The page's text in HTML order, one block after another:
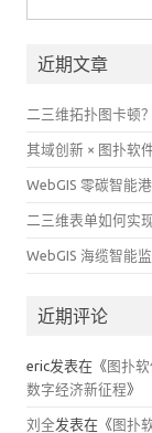
索：
近期文章
二三维拓扑图卡顿
其域创新 × 图扑软
WebGIS 零碳智能
二三维表单如何实
WebGIS 海缆智能
近期评论
eric发表在《 图扑
数字经济新征程》
刘全发表在《 图扑